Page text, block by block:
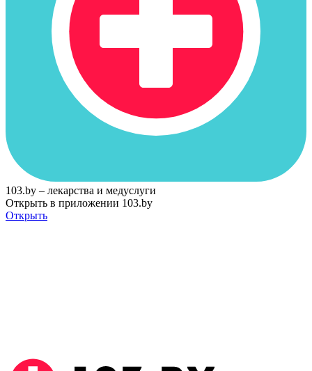
103.by – лекарства и медуслуги
Открыть в приложении 103.by
Открыть